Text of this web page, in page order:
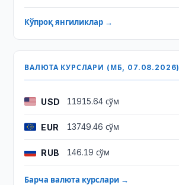
Кўпроқ янгиликлар →
ВАЛЮТА КУРСЛАРИ (МБ, 07.08.2026)
USD 11915.64 сўм
EUR 13749.46 сўм
RUB 146.19 сўм
Барча валюта курслари →